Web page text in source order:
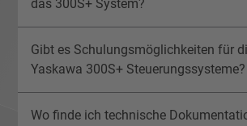
das 300S+ System?
Gibt es Schulungsmöglichkeiten für
Yaskawa 300S+ Steuerungssysteme?
Wo finde ich technische